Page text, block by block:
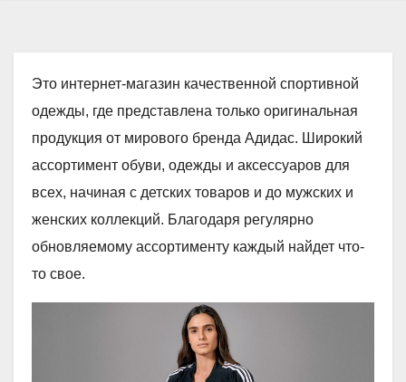
Это интернет-магазин качественной спортивной
одежды, где представлена только оригинальная
продукция от мирового бренда Адидас. Широкий
ассортимент обуви, одежды и аксессуаров для
всех, начиная с детских товаров и до мужских и
женских коллекций. Благодаря регулярно
обновляемому ассортименту каждый найдет что-
то свое.